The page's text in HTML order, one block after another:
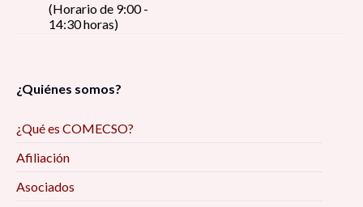
(Horario de 9:00 -
14:30 horas)
¿Quiénes somos?
¿Qué es COMECSO?
Afiliación
Asociados